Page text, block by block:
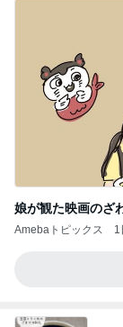
娘が観た映画のざ
Amebaトピックス 1